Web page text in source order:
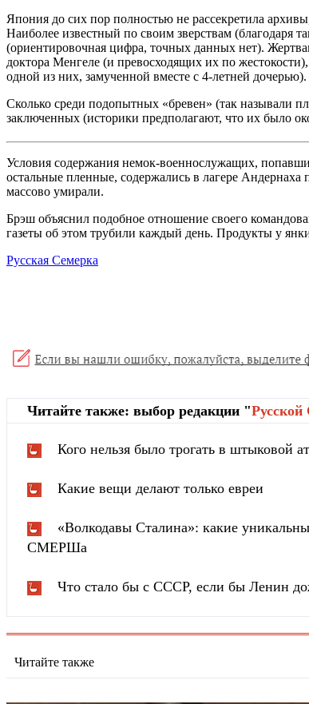
Япония до сих пор полностью не рассекретила
Наиболее известный по своим зверствам (благодаря
(ориентировочная цифра, точных данных нет).
доктора Менгеле (и превосходящих их по
одной из них, замученной вместе с 4-летней дочерью).
Сколько среди подопытных «бревен» (так называли
заключенных (историки предполагают, что их было
Условия содержания немок-военнослужащих,
остальные пленные, содержались в лагере
массово умирали.
Брэш объяснил подобное отношение своего
газеты об этом трубили каждый день. Продукты у
Русская Семерка
Читайте также: выбор редакции "Русской
Кого нельзя было трогать в штыковой
Какие вещи делают только евреи
«Волкодавы Сталина»: какие
СМЕРШа
Что стало бы с СССР, если бы Ленин
Читайте также